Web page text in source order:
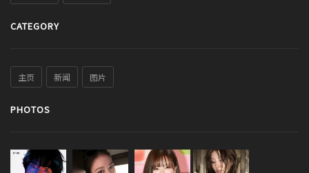
CATEGORY
主页 新闻 图片
PHOTOS